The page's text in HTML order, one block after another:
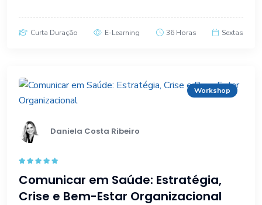
Curta Duração E-Learning 36 Horas Sextas
Workshop
Daniela Costa Ribeiro
out of 5
Comunicar em Saúde: Estratégia,
Crise e Bem-Estar Organizacional